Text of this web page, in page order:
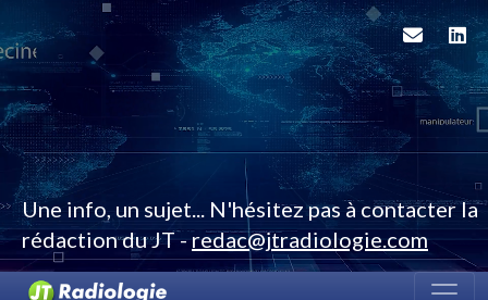
Une info, un sujet... N'hésitez pas à contacter la
rédaction du JT -redac@jtradiologie.com